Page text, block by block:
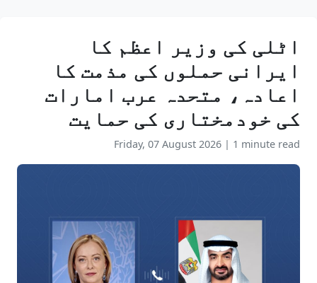
اٹلی کی وزیر اعظم کا
ایرانی حملوں کی مذمت کا
اعادہ، متحدہ عرب امارات
کی خودمختاری کی حمایت
Friday, 07 August 2026 | 1 minute read